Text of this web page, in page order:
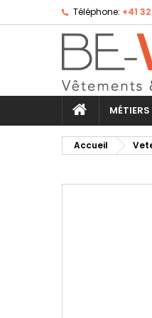
Téléphone: +41
MÉTIERS
Accueil